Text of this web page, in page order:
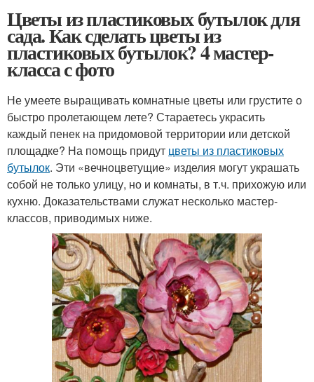
Цветы из пластиковых бутылок для
сада. Как сделать цветы из
пластиковых бутылок? 4 мастер-
класса с фото
Не умеете выращивать комнатные цветы или грустите о
быстро пролетающем лете? Стараетесь украсить
каждый пенек на придомовой территории или детской
площадке? На помощь придут цветы из пластиковых
бутылок. Эти «вечноцветущие» изделия могут украшать
собой не только улицу, но и комнаты, в т.ч. прихожую или
кухню. Доказательствами служат несколько мастер-
классов, приводимых ниже.